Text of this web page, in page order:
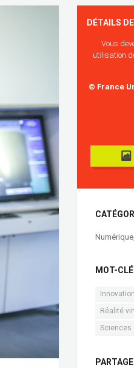
DÉTAILS
Vous
utilisation
© France
Numérique,
MOT-CLÉ
Innovation
Réalité
Sciences